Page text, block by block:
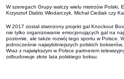
W szeregach Grupy walczy wielu mistrzów Polski,
Krzysztof Diablo Włodarczyk, Michał Cieślak czy
W 2017 został stworzony projekt gal Knockout
nie tylko organizowanie emocjonujących gal na
poziomie, ale także rozwój tego sportu w Polsce.
jednocześnie najwybitniejszych polskich
Wraz z największym w Polsce partnerem
odbudowuje złote lata polskiego boksu.